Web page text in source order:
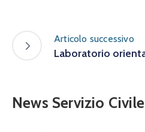
Articolo successivo
Laboratorio
News Servizio Civile